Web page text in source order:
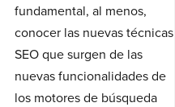
fundamental, al menos,
conocer las nuevas técnicas
SEO que surgen de las
nuevas funcionalidades de
los motores de búsqueda